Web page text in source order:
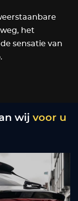
het
sensatie van
wij voor u